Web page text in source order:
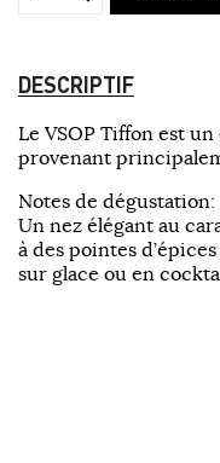
DESCRIPTIF
Le VSOP Tiffon est
provenant
Notes de dégustation:
Un nez élégant au
à des pointes
sur glace ou en